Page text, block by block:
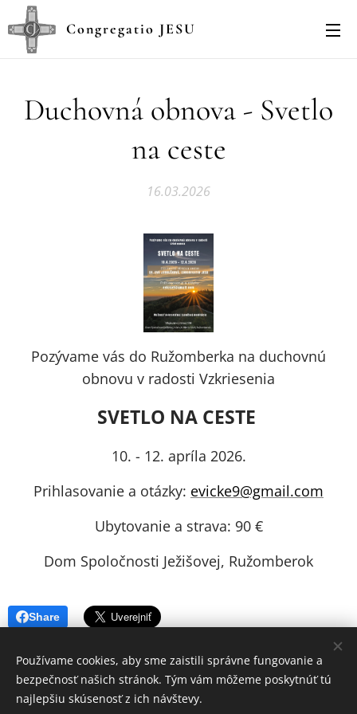
Congregatio JESU
Duchovná obnova - Svetlo
na ceste
16.03.2026
Pozývame vás do Ružomberka na duchovnú
obnovu v radosti Vzkriesenia
SVETLO NA CESTE
10. - 12. apríla 2026.
Prihlasovanie a otázky: evicke9@gmail.com
Ubytovanie a strava: 90 €
Dom Spoločnosti Ježišovej, Ružomberok
Share
© 2024 Všetky práva vyhradené
Používame cookies, aby sme zaistili správne fungovanie a
bezpečnosť našich stránok. Tým vám môžeme poskytnúť tú
najlepšiu skúsenosť z ich návštevy.